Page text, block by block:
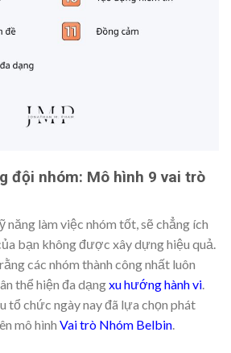
đội nhóm: Mô hình 9 vai trò
năng làm việc nhóm tốt, sẽ chẳng ích
bạn không được xây dựng hiệu quả.
các nhóm thành công nhất luôn
thể hiện đa dạngxu hướng hành vi.
tổ chức ngày nay đã lựa chọn phát
mô hình Vai trò Nhóm Belbin.